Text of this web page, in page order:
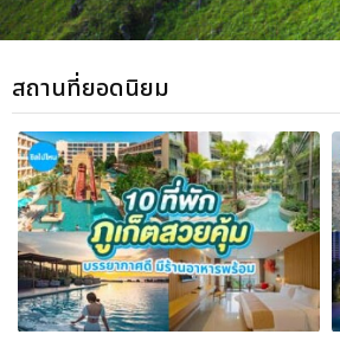
สถานที่ยอดนิยม